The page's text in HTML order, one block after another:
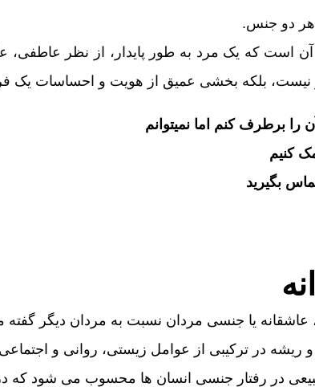
دو جنس.
آن است که یک مرد به طور پایدار، از نظر عاطفی،
نیست، بلکه بخشی عمیق از هویت و احساسات یک
برطرف کنم‌ اما نمیتوانم
کنیم
بگیرید
یا جنسی مردان نسبت به مردان دیگر
در ترکیبی از عوامل زیستی، روانی و اجتماعی
در رفتار جنسی انسان‌ ها محسوب می‌ شود که